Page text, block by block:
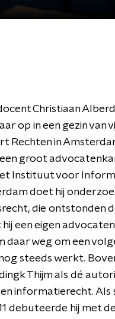
Christiaan
op in een gezin van
Rechten in
groot
Instituut voor
doet hij
die ontstonden
een eigen
daar weg om een
steeds werkt.
Thijm als dé
informatierecht. Als
debuteerde hij met